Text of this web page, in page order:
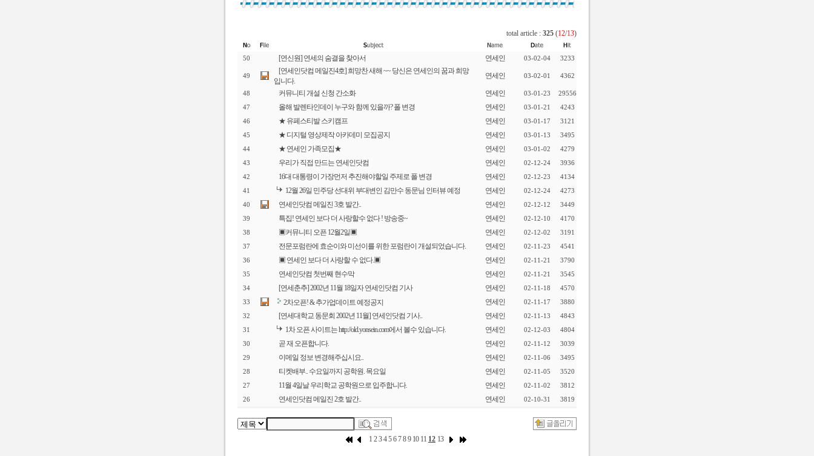
total article : 325 (12/13)
50 [연신원] 연세의 숨결을 찾아서 연세인 03-02-04 3233
49
[연세인닷컴 메일진4호] 희망찬 새해 ~~ 당신은 연세인의 꿈과 희망
입니다.
연세인 03-02-01 4362
48 커뮤니티 개설 신청 간소화 연세인 03-01-23 29556
47 올해 발렌타인데이 누구와 함께 있을까? 폴 변경 연세인 03-01-21 4243
46 ★ 유페스티발 스키캠프 연세인 03-01-17 3121
45 ★ 디지털 영상제작 아카데미 모집공지 연세인 03-01-13 3495
44 ★ 연세인 가족모집★ 연세인 03-01-02 4279
43 우리가 직접 만드는 연세인닷컴 연세인 02-12-24 3936
42 16대 대통령이 가장먼저 추진해야할일 주제로 폴 변경 연세인 02-12-23 4134
41 12월 26일 민주당 선대위 부대변인 김만수 동문님 인터뷰 예정 연세인 02-12-24 4273
40 연세인닷컴 메일진 3호 발간.. 연세인 02-12-12 3449
39 특집! 연세인 보다 더 사랑할수 없다 ! 방송중~ 연세인 02-12-10 4170
38 ▣커뮤니티 오픈 12월2일▣ 연세인 02-12-02 3191
37 전문포럼란에 효순이와 미선이를 위한 포럼란이 개설되었습니다. 연세인 02-11-23 4541
36 ▣ 연세인 보다 더 사랑할 수 없다.▣ 연세인 02-11-21 3790
35 연세인닷컴 첫번째 현수막 연세인 02-11-21 3545
34 [연세춘추] 2002년 11월 18일자 연세인닷컴 기사 연세인 02-11-18 4570
33 2차오픈! & 추가업데이트 예정공지 연세인 02-11-17 3880
32 [연세대학교 동문회 2002년 11월] 연세인닷컴 기사.. 연세인 02-11-13 4843
31 1차 오픈 사이트는 http://old.yonsein.com에서 볼수 있습니다. 연세인 02-12-03 4804
30 곧 재 오픈합니다. 연세인 02-11-12 3039
29 이메일 정보 변경해주십시요.. 연세인 02-11-06 3495
28 티켓배부.. 수요일까지 공학원. 목요일 연세인 02-11-05 3520
27 11월 4일날 우리학교 공학원으로 입주합니다. 연세인 02-11-02 3812
26 연세인닷컴 메일진 2호 발간.. 연세인 02-10-31 3819
1 2 3 4 5 6 7 8 9 10 11 12 13